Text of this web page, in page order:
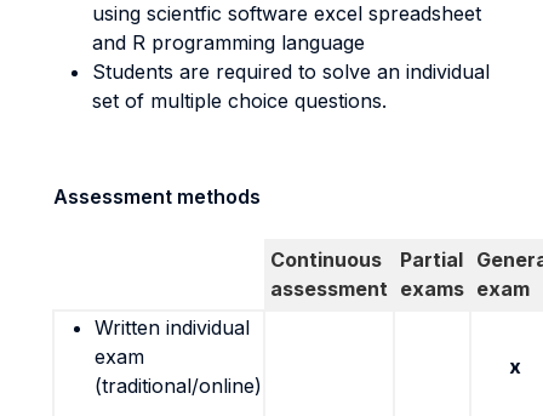
using scientfic software excel spreadsheet
and R programming language
Students are required to solve an individual
set of multiple choice questions.
Assessment methods
Continuous
assessment
Partial
exams exam
Written individual
exam
(traditional/online)
x